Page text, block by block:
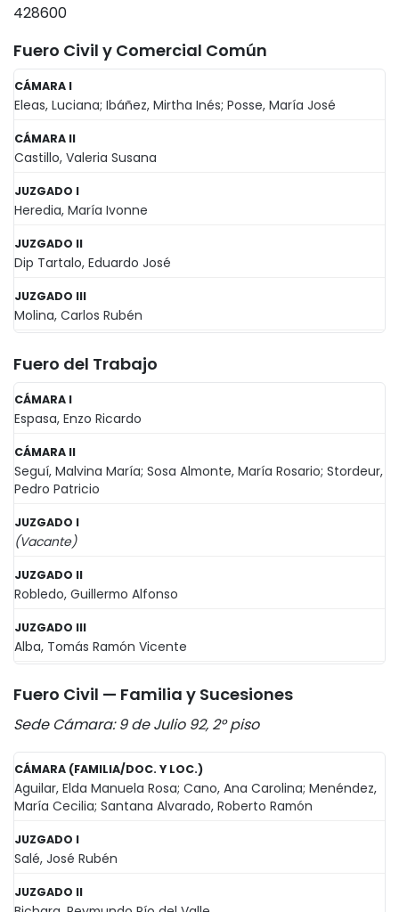
428600
Fuero Civil y Comercial Común
CÁMARA I
Eleas, Luciana; Ibáñez, Mirtha Inés; Posse, María José
CÁMARA II
Castillo, Valeria Susana
JUZGADO I
Heredia, María Ivonne
JUZGADO II
Dip Tartalo, Eduardo José
JUZGADO III
Molina, Carlos Rubén
Fuero del Trabajo
CÁMARA I
Espasa, Enzo Ricardo
CÁMARA II
Seguí, Malvina María; Sosa Almonte, María Rosario; Stordeur,
Pedro Patricio
JUZGADO I
(Vacante)
JUZGADO II
Robledo, Guillermo Alfonso
JUZGADO III
Alba, Tomás Ramón Vicente
Fuero Civil — Familia y Sucesiones
Sede Cámara: 9 de Julio 92, 2° piso
CÁMARA (FAMILIA/DOC. Y LOC.)
Aguilar, Elda Manuela Rosa; Cano, Ana Carolina; Menéndez,
María Cecilia; Santana Alvarado, Roberto Ramón
JUZGADO I
Salé, José Rubén
JUZGADO II